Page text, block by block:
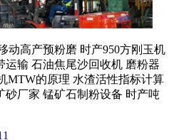
动高产预粉磨 时产950方刚玉机
运输 石油焦尾沙回收机 磨粉器
MTW的原理 水渣活性指标计算
砂厂家 锰矿石制粉设备 时产吨